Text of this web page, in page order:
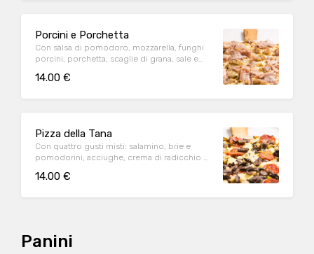
Porcini e Porchetta
Con salsa di pomodoro, mozzarella, funghi
porcini, porchetta, scaglie di grana, sale e
14.00 €
Pizza della Tana
Con quattro gusti misti: salamino, brie e
pomodorini, acciughe, crema di radicchio e
14.00 €
Panini